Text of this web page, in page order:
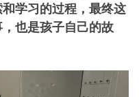
学习的过程，最终这
也是孩子自己的故